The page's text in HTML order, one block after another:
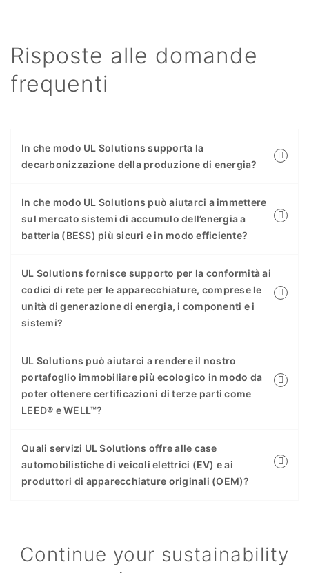
Risposte alle domande
frequenti
In che modo UL Solutions supporta la
decarbonizzazione della produzione di energia?
In che modo UL Solutions può aiutarci a immettere
sul mercato sistemi di accumulo dell’energia a
batteria (BESS) più sicuri e in modo efficiente?
UL Solutions fornisce supporto per la conformità ai
codici di rete per le apparecchiature, comprese le
unità di generazione di energia, i componenti e i
sistemi?
UL Solutions può aiutarci a rendere il nostro
portafoglio immobiliare più ecologico in modo da
poter ottenere certificazioni di terze parti come
LEED® e WELL™?
Quali servizi UL Solutions offre alle case
automobilistiche di veicoli elettrici (EV) e ai
produttori di apparecchiature originali (OEM)?
Continue your sustainability